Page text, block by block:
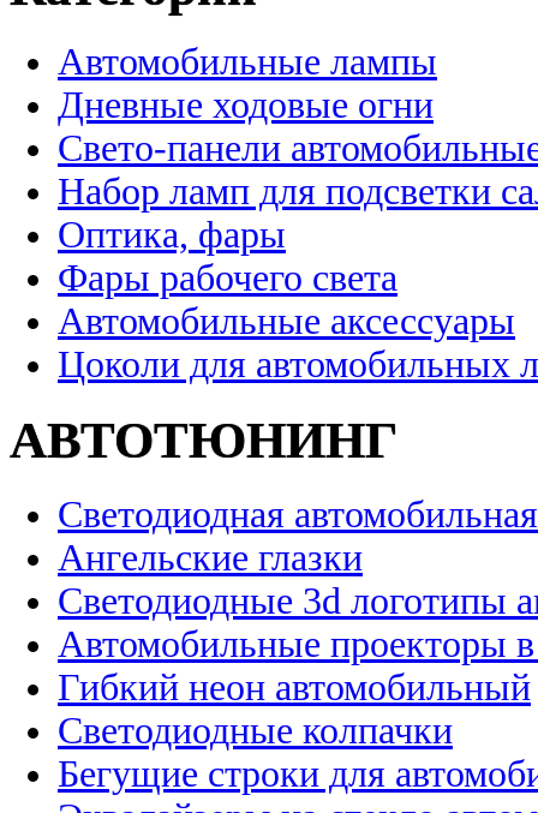
Автомобильные лампы
Дневные ходовые огни
Свето-панели
Набор ламп для подсветки
Оптика, фары
Фары рабочего света
Автомобильные аксессуары
Цоколи для автомобильных
АВТОТЮНИНГ
Светодиодная
Ангельские глазки
Светодиодные 3d логотипы
Автомобильные проекторы
Гибкий неон автомобильный
Светодиодные колпачки
Бегущие строки для